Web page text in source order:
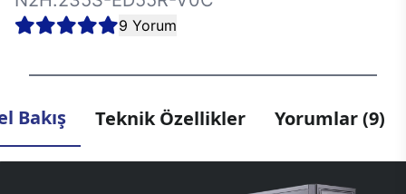
9 Yorum
Bakış Teknik Özellikler Yorumlar (9)